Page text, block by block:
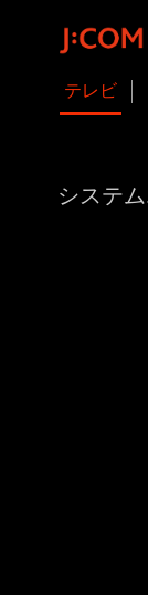
テレビ
システ